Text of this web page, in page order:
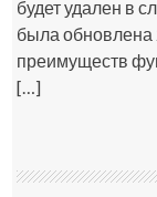
будет удален в
была обновлена
преимуществ
[…]